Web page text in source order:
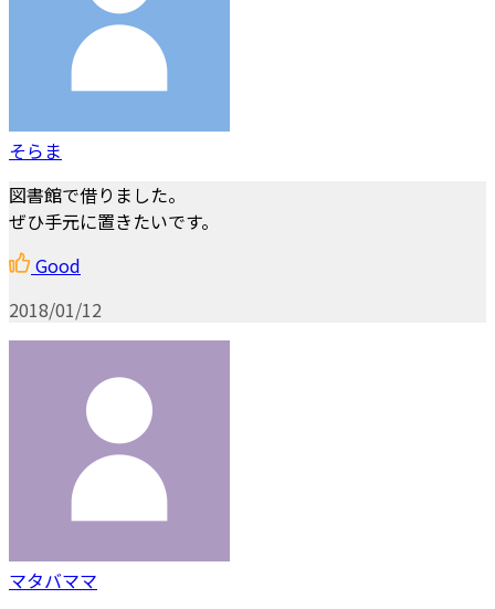
そらま
図書館で借りました。
ぜひ手元に置きたいです。
Good
2018/01/12
マタバママ